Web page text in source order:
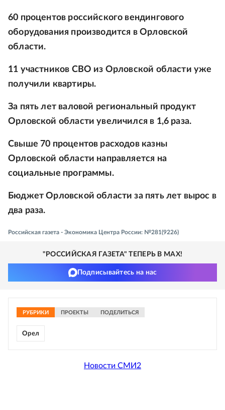
60 процентов российского вендингового
оборудования производится в Орловской
области.
11 участников СВО из Орловской области уже
получили квартиры.
За пять лет валовой региональный продукт
Орловской области увеличился в 1,6 раза.
Свыше 70 процентов расходов казны
Орловской области направляется на
социальные программы.
Бюджет Орловской области за пять лет вырос в
два раза.
Российская газета - Экономика Центра России: №281(9226)
"РОССИЙСКАЯ ГАЗЕТА" ТЕПЕРЬ В MAX!
Подписывайтесь на нас
РУБРИКИ ПРОЕКТЫ ПОДЕЛИТЬСЯ
Орел
Новости СМИ2